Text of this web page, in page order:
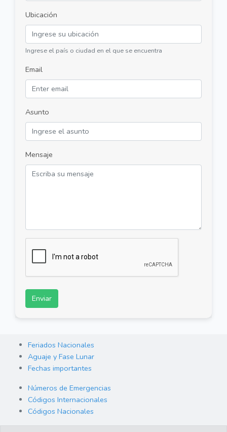
Ubicación
Ingrese el país o ciudad en el que se encuentra
Email
Asunto
Mensaje
Enviar
Feriados Nacionales
Aguaje y Fase Lunar
Fechas importantes
Números de Emergencias
Códigos Internacionales
Códigos Nacionales